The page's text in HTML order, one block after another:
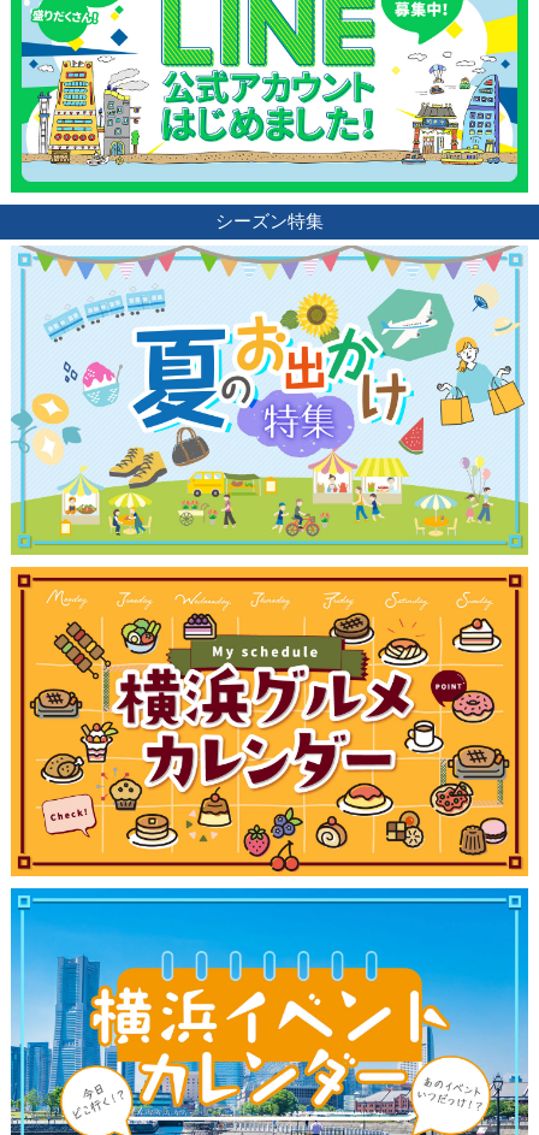
シーズン特集
ランキング
ブログ記事
サイトについて